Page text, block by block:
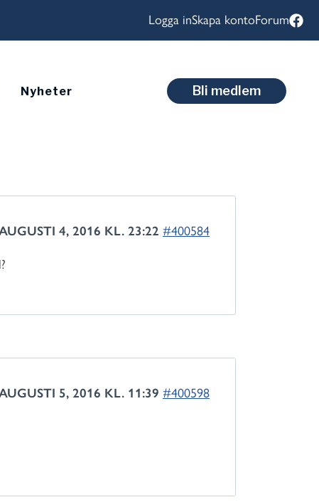
Logga inSkapa kontoForum
Nyheter Bli medlem
4, 2016 KL. 23:22 #400584
5, 2016 KL. 11:39 #400598